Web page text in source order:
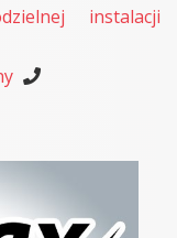
instalacji